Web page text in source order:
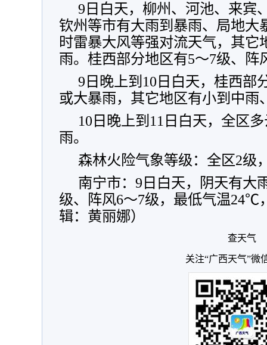
9日白天，柳州、河池、来宾
钦州等市有大雨到暴雨、局地大
时雷暴大风等强对流天气，其它
雨。桂西部分地区有5～7级、阵
9日晚上到10日白天，桂西部
或大暴雨，其它地区有小到中雨
10日晚上到11日白天，全区
雨。
森林火险气象等级：全区2级
南宁市：9日白天，阴天有大
级、阵风6～7级，最低气温24℃
辑：黄丽娜）
查天气
关注“广西天气”微